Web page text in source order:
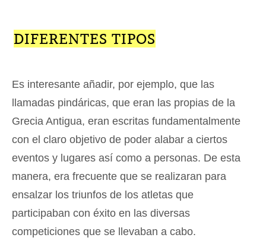
DIFERENTES TIPOS
Es interesante añadir, por ejemplo, que las
llamadas pindáricas, que eran las propias de la
Grecia Antigua, eran escritas fundamentalmente
con el claro objetivo de poder alabar a ciertos
eventos y lugares así como a personas. De esta
manera, era frecuente que se realizaran para
ensalzar los triunfos de los atletas que
participaban con éxito en las diversas
competiciones que se llevaban a cabo.